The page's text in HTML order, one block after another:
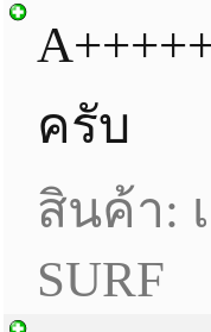
ครับ
สินค้า:
SURF